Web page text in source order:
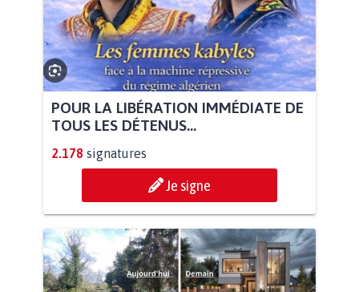
POUR LA LIBÉRATION IMMÉDIATE DE
TOUS LES DÉTENUS...
2.178 signatures
Je signe